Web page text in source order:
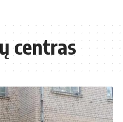
centras